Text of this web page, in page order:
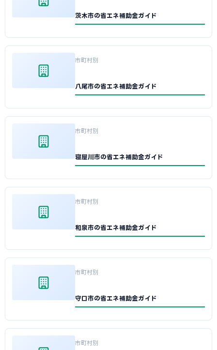
茨木市の省エネ補助金ガイド
市町村別
八尾市の省エネ補助金ガイド
市町村別
寝屋川市の省エネ補助金ガイド
市町村別
和泉市の省エネ補助金ガイド
市町村別
守口市の省エネ補助金ガイド
市町村別